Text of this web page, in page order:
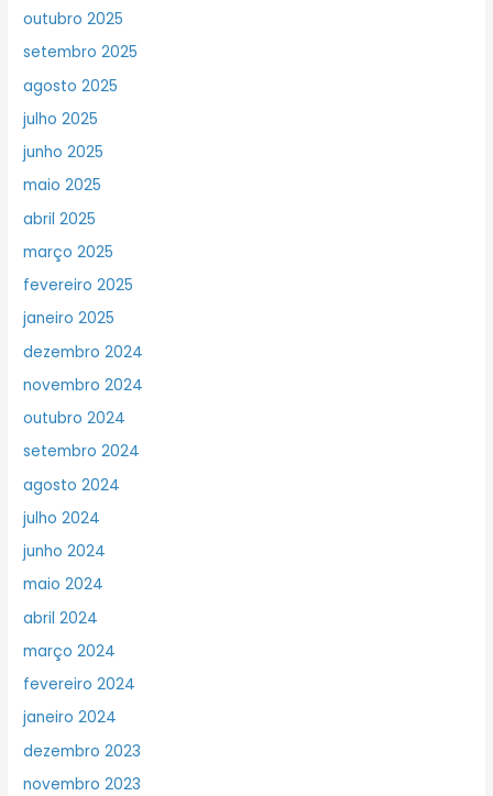
outubro 2025
setembro 2025
agosto 2025
julho 2025
junho 2025
maio 2025
abril 2025
março 2025
fevereiro 2025
janeiro 2025
dezembro 2024
novembro 2024
outubro 2024
setembro 2024
agosto 2024
julho 2024
junho 2024
maio 2024
abril 2024
março 2024
fevereiro 2024
janeiro 2024
dezembro 2023
novembro 2023